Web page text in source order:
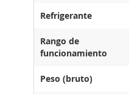
Refrigerante
Rango de
funcionamiento
Peso (bruto)